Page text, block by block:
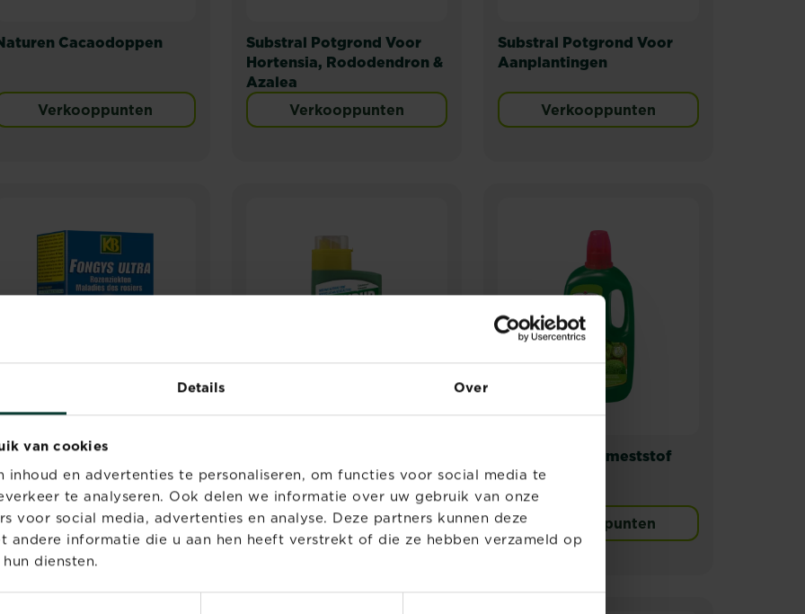
Details Over
van cookies
inhoud en advertenties te personaliseren, om functies voor social media te
te analyseren. Ook delen we informatie over uw gebruik van onze
voor social media, advertenties en analyse. Deze partners kunnen deze
andere informatie die u aan hen heeft verstrekt of die ze hebben verzameld op
diensten.
Cacaodoppen
Verkooppunten
Substral Potgrond Voor
Hortensia, Rododendron &
Azalea
Verkooppunten
Substral Potgrond Voor
Aanplantingen
Verkooppunten
Fongys Ultra
Verkooppunten
Concentrate Onverharde
Paden
Verkooppunten
Substral Buxusmeststof
Verkooppunten